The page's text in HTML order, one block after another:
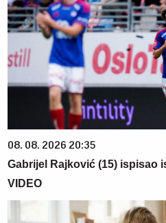
08. 08. 2026 20:35
Gabrijel Rajković (15) ispisao
VIDEO